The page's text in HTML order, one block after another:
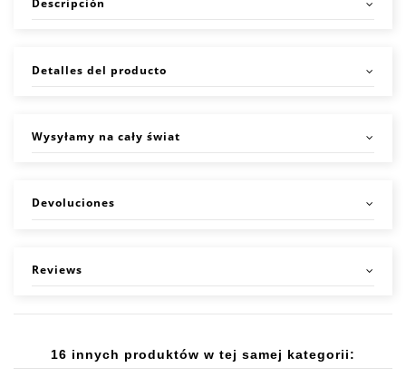
Descripción
Detalles del producto
Wysyłamy na cały świat
Devoluciones
Reviews
16 innych produktów w tej samej kategorii: